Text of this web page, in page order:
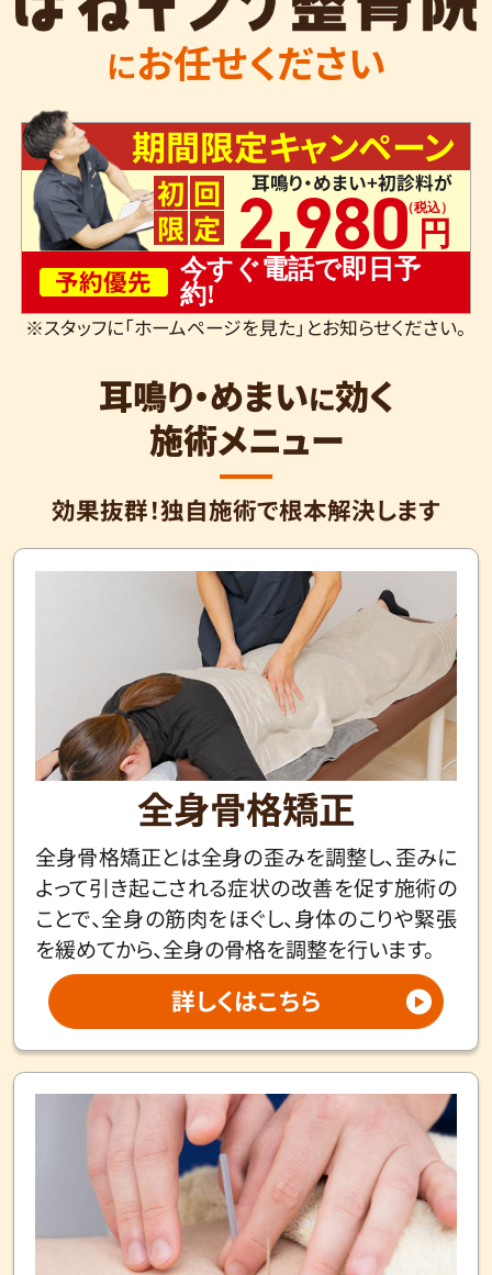
にお任せください
期間限定キャンペーン
初 回
限 定
耳鳴り・めまい+初診料が
2,980
予約優先
今すぐ電話で即日予
約!
※スタッフに「ホームページを見た」とお知らせください。
耳鳴り・めまいに効く
施術メニュー
効果抜群！独自施術で根本解決します
全身骨格矯正
全身骨格矯正とは全身の歪みを調整し、歪みに
よって引き起こされる症状の改善を促す施術の
ことで、全身の筋肉をほぐし、身体のこりや緊張
を緩めてから、全身の骨格を調整を行います。
詳しくはこちら